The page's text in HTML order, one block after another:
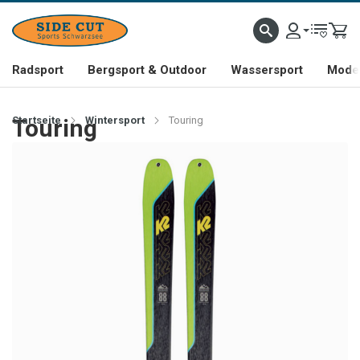
Radsport Bergsport & Outdoor Wassersport
Startseite Wintersport Touring
Touring